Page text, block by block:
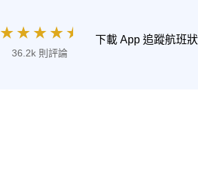
★ ★ ★ ★ ★
36.2k 則評論
下載 App 追蹤航班